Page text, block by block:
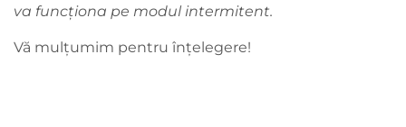
va funcționa pe modul intermitent.
Vă mulțumim pentru înțelegere!